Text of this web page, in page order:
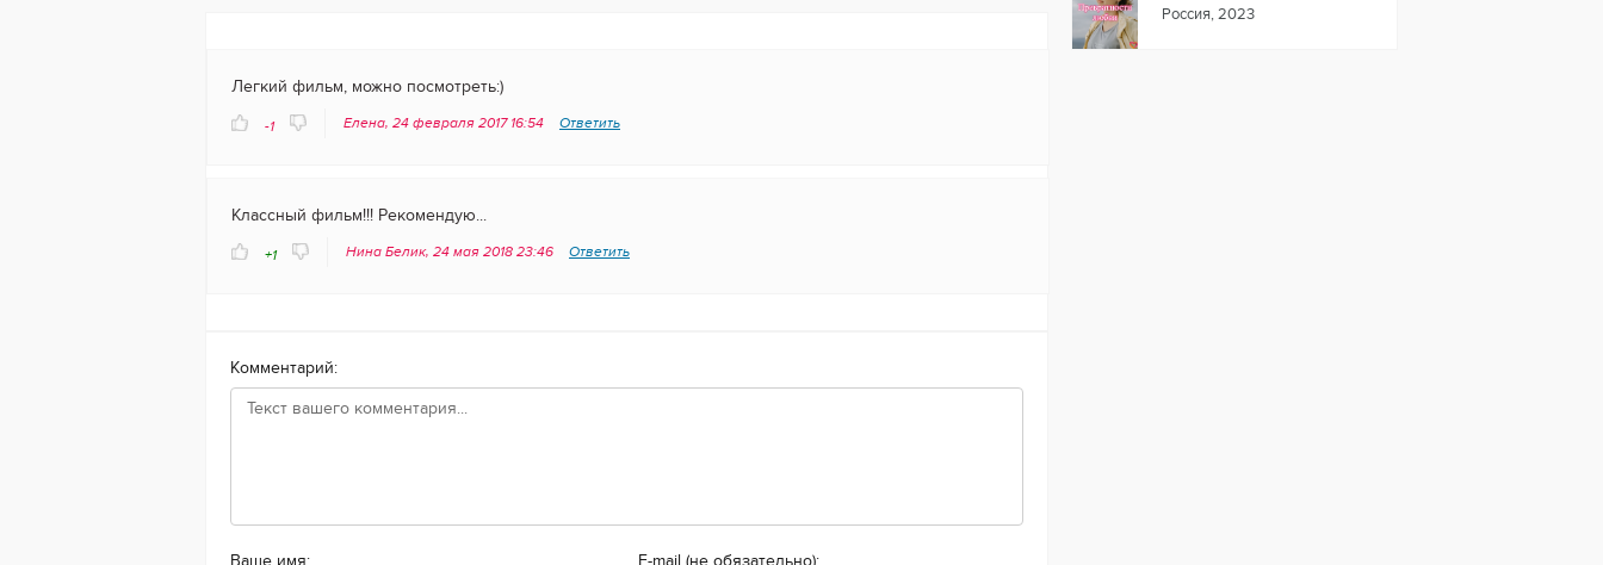
Легкий фильм, можно посмотреть:)
-1 Елена, 24 февраля 2017 16:54 Ответить
Классный фильм!!! Рекомендую...
+1 Нина Белик, 24 мая 2018 23:46 Ответить
Комментарий:
Россия, 2023